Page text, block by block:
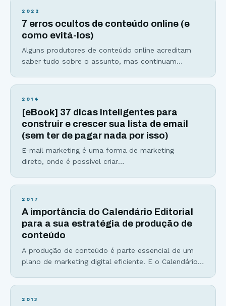
transformar esse interesse em comum em um
2022
7 erros ocultos de conteúdo online (e
como evitá-los)
Alguns produtores de conteúdo online acreditam
saber tudo sobre o assunto, mas continuam
dificultam a conquista dos resultados que o
online e o que você pode fazer para evitá-los. Erro
#1:
2014
[eBook] 37 dicas inteligentes para
construir e crescer sua lista de email
(sem ter de pagar nada por isso)
E-mail marketing é uma forma de marketing
direto, onde é possível criar
envio de e-mails. Se você não tem uma estratégia
dizem, “deixando dinheiro na mesa”. Aqui estão as
principais razões pelas quais você precisa criar e
2017
A importância do Calendário Editorial
para a sua estratégia de produção de
conteúdo
A produção de conteúdo é parte essencial de um
plano de marketing digital eficiente. E o Calendário
estratégia. Para você, sua empresa ou seu blog
2013